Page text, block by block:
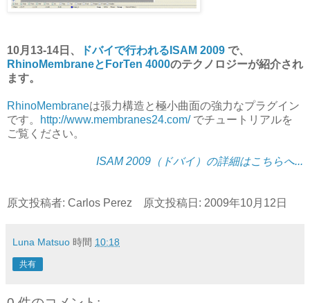
10月13-14日、 ドバイで行われるISAM 2009 で、
RhinoMembraneとForTen 4000のテクノロジーが紹介され
ます。
RhinoMembraneは張力構造と極小曲面の強力なプラグイン
です。
http://www.membranes24.com/でチュートリアルを
ご覧ください。
ISAM 2009（ドバイ）の詳細はこちらへ...
原文投稿者: Carlos Perez 原文投稿日: 2009年10月12日
Luna Matsuo 時間 10:18
共有